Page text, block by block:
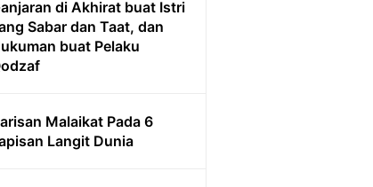
di Akhirat buat Istri
Sabar dan Taat, dan
buat Pelaku
Malaikat Pada 6
Langit Dunia